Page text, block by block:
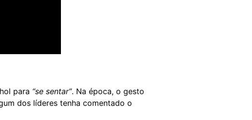
para “se sentar”. Na época, o gesto
dos líderes tenha comentado o